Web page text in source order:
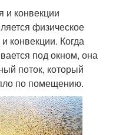
и конвекции
физическое
конвекции. Когда
под окном, она
поток, который
по помещению.